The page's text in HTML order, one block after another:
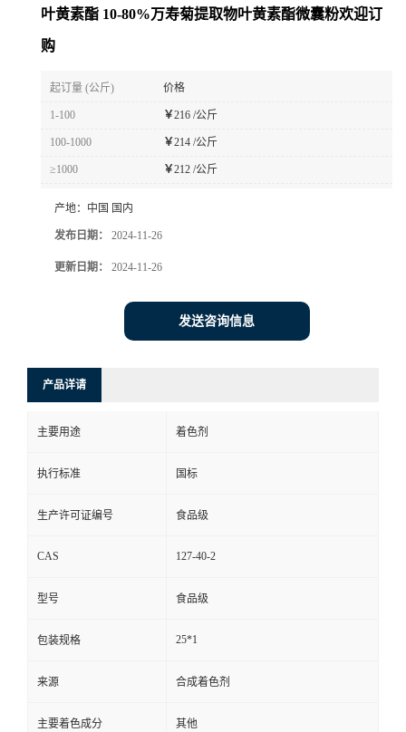
叶黄素酯 10-80%万寿菊提取物叶黄素酯微囊粉欢迎订
购
起订量 (公斤) 价格
1-100 ￥216 /公斤
100-1000 ￥214 /公斤
≥1000 ￥212 /公斤
产地： 中国 国内
发布日期： 2024-11-26
更新日期： 2024-11-26
发送咨询信息
产品详请
主要用途 着色剂
执行标准 国标
生产许可证编号 食品级
CAS 127-40-2
型号 食品级
包装规格 25*1
来源 合成着色剂
主要着色成分 其他